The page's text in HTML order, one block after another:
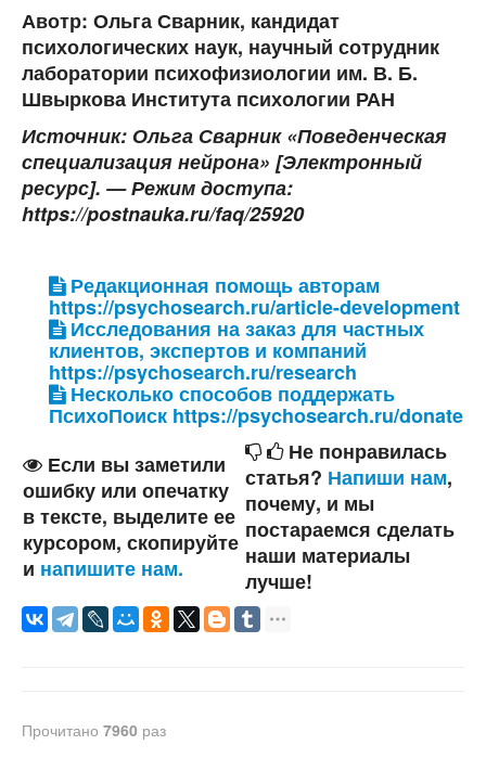
Авотр: Ольга Сварник, кандидат
психологических наук, научный сотрудник
лаборатории психофизиологии им. В. Б.
Швыркова Института психологии РАН
Источник: Ольга Сварник «Поведенческая
специализация нейрона» [Электронный
ресурс]. — Режим доступа:
https://postnauka.ru/faq/25920
Редакционная помощь авторам
https://psychosearch.ru/article-development
Исследования на заказ для частных
клиентов, экспертов и компаний
https://psychosearch.ru/research
Несколько способов поддержать
ПсихоПоиск https://psychosearch.ru/donate
Если вы заметили
ошибку или опечатку
в тексте, выделите ее
курсором, скопируйте
и напишите нам.
Не понравилась
статья? Напиши нам,
почему, и мы
постараемся сделать
наши материалы
лучше!
Прочитано 7960 раз